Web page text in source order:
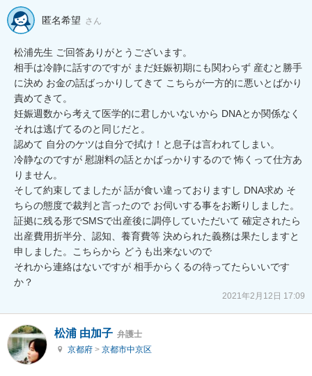
匿名希望 さん
松浦先生 ご回答ありがとうございます。
相手は冷静に話すのですが まだ妊娠初期にも関わらず 産むと勝手
に決め お金の話ばっかりしてきて こちらが一方的に悪いとばかり
責めてきて。
妊娠週数から考えて医学的に君しかいないから DNAとか関係なく
それは逃げてるのと同じだと。
認めて 自分のケツは自分で拭け！と息子は言われてしまい。
冷静なのですが 慰謝料の話とかばっかりするので 怖くって仕方あ
りません。
そして約束してましたが 話が食い違っておりますし DNA求め そ
ちらの態度で裁判と言ったので お伺いする事をお断りしました。
証拠に残る形でSMSで出産後に調停していただいて 確定されたら
出産費用折半分、認知、養育費等 決められた義務は果たしますと
申しました。こちらから どうも出来ないので
それから連絡はないですが 相手からくるの待ってたらいいです
か？
2021年2月12日 17:09
松浦 由加子 弁護士
京都府 > 京都市中京区